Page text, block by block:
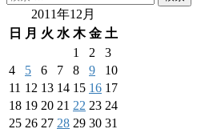
2011年12月
日
月 火 水 木 金 土
1 2
3
4
5 6 7 8 9
10
11 12 13 14 15 16 17
18 19 20 21 22 23 24
25 26 27 28 29 30 31